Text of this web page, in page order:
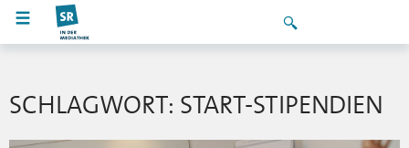
SCHLAGWORT: START-STIPENDIEN